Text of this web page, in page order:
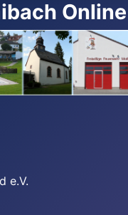
Online
e.V.